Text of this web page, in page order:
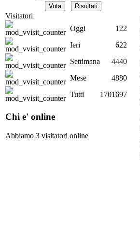
Visitatori
Oggi
122
Ieri
622
Settimana
4440
Mese
4880
Tutti
1701697
Chi e' online
Abbiamo 3 visitatori online